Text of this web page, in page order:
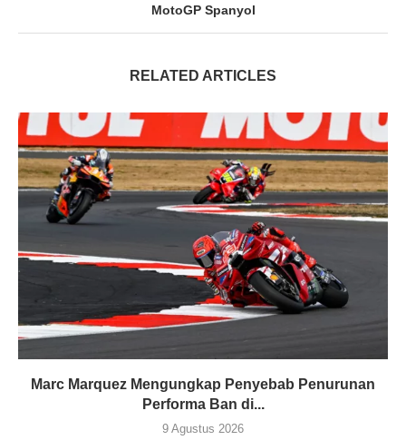
MotoGP Spanyol
RELATED ARTICLES
Marc Marquez Mengungkap Penyebab Penurunan
Performa Ban di...
9 Agustus 2026